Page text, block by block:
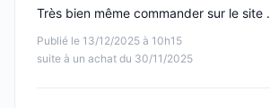
Publié le 13/12/2025 à 10h15
suite à un achat du 30/11/2025
Très bien même commander sur le site .